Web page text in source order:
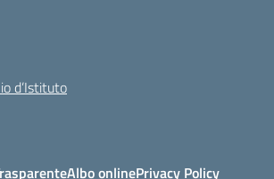
d’Istituto
Albo onlinePrivacy Policy